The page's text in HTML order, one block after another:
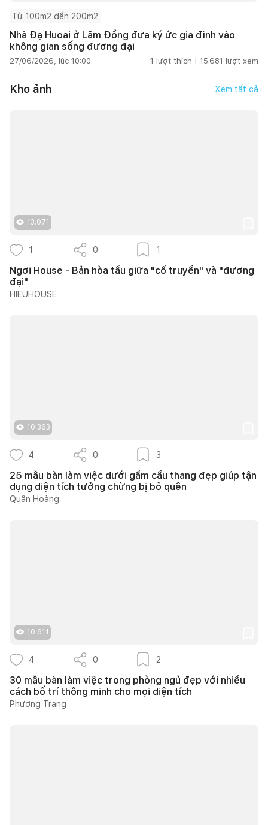
Từ 100m2 đến 200m2
Nhà Đạ Huoai ở Lâm Đồng đưa ký ức gia đình vào
không gian sống đương đại
27/06/2026, lúc 10:00 1 lượt thích | 15.681 lượt xem
Kho ảnh Xem tất cả
13.071
1 0 1
Ngơi House - Bản hòa tấu giữa "cổ truyền" và "đương
đại"
HIEUHOUSE
10.363
4 0 3
25 mẫu bàn làm việc dưới gầm cầu thang đẹp giúp tận
dụng diện tích tưởng chừng bị bỏ quên
Quân Hoàng
10.611
4 0 2
30 mẫu bàn làm việc trong phòng ngủ đẹp với nhiều
cách bố trí thông minh cho mọi diện tích
Phương Trang